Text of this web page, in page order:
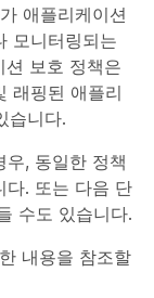
애플리케이션
모니터링되는
션 보호 정책은
래핑된 애플리
습니다.
, 동일한 정책
다. 또는 다음 단
수도 있습니다.
내용을 참조할